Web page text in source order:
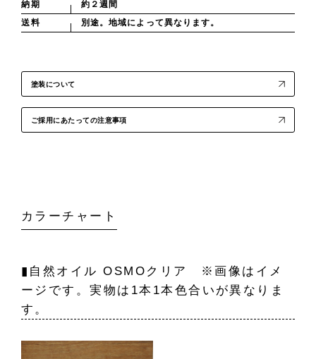
納期
約２週間
送料
別途。地域によって異なります。
塗装について
ご採用にあたっての注意事項
カラーチャート
▮自然オイル OSMOクリア ※画像はイメ
ージです。実物は1本1本色合いが異なりま
す。